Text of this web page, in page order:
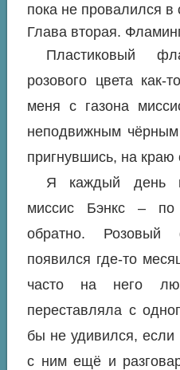
пока не провалился в
Глава вторая.
Пластиковый
розового цвета как-
меня с газона
неподвижным
пригнувшись, на краю
Я каждый день
миссис Бэнкс –
обратно.
появился где-то
часто на него
переставляла с
бы не удивился, если
с ним ещё и